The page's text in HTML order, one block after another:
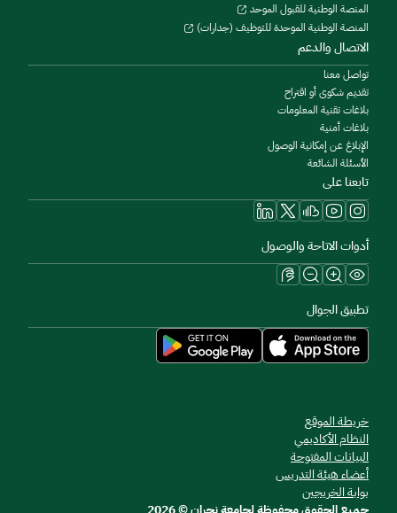
المنصة الوطنية للقبول الموحد
المنصة الوطنية الموحدة للتوظيف (جدارات)
الاتصال والدعم
تواصل معنا
تقديم شكوى أو اقتراح
بلاغات تقنية المعلومات
بلاغات أمنية
الإبلاغ عن إمكانية الوصول
الأسئلة الشائعة
تابعنا على
أدوات الاتاحة والوصول
تطبيق الجوال
خريطة الموقع
النظام الأكاديمي
البيانات المفتوحة
أعضاء هيئة التدريس
بوابة الخريجين